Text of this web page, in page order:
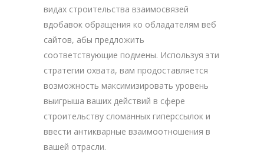
видах строительства взаимосвязей
вдобавок обращения ко обладателям веб
сайтов, абы предложить
соответствующие подмены. Используя эти
стратегии охвата, вам продоставляется
возможность максимизировать уровень
выигрыша ваших действий в сфере
строительству сломанных гиперссылок и
ввести антикварные взаимоотношения в
вашей отрасли.